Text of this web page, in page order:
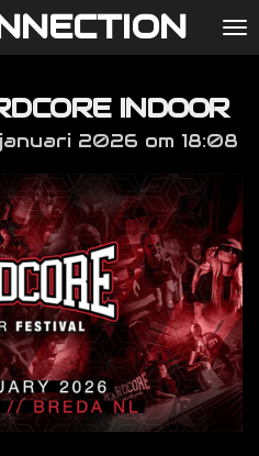
INDOOR
2026 om 18:08